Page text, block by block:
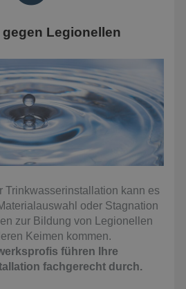
Legionellen
Trinkwasserinstallation kann es
oder Stagnation
zur Bildung von Legionellen
Keimen kommen.
führen Ihre
fachgerecht durch.